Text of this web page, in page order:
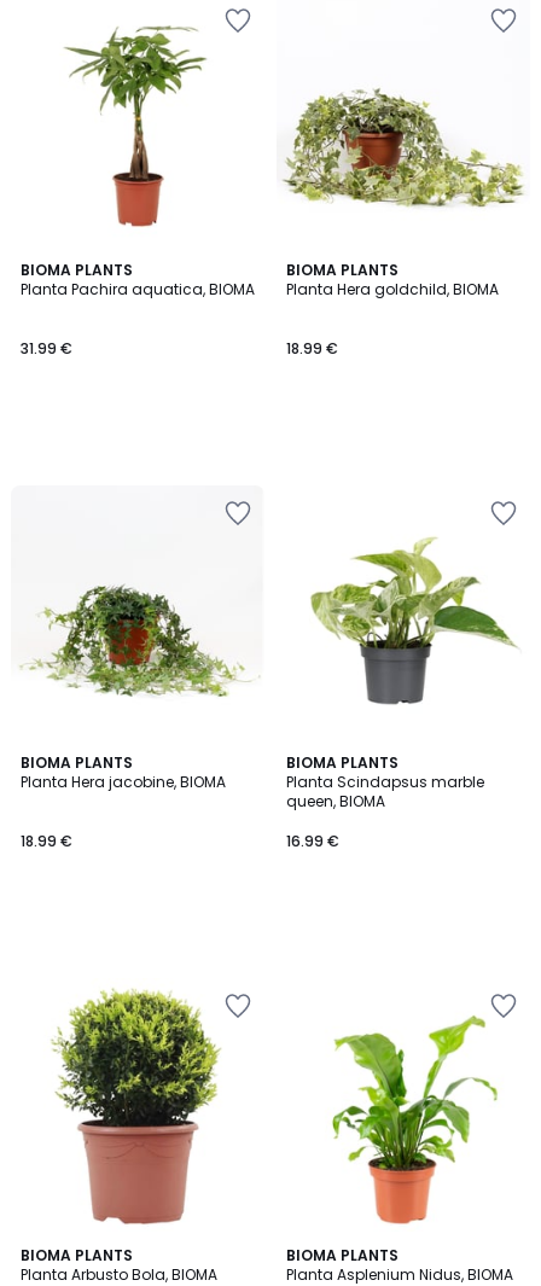
BIOMA PLANTS
Planta Pachira aquatica, BIOMA
31.99 €
BIOMA PLANTS
Planta Hera goldchild, BIOMA
18.99 €
BIOMA PLANTS
Planta Hera jacobine, BIOMA
18.99 €
BIOMA PLANTS
Planta Scindapsus marble
queen, BIOMA
16.99 €
BIOMA PLANTS
Planta Arbusto Bola, BIOMA
BIOMA PLANTS
Planta Asplenium Nidus, BIOMA